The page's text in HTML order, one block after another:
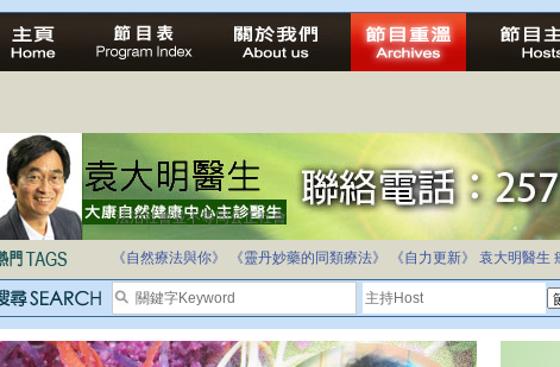
法治社會並不等同公正社會
自家教育合法化-推動多元化教育，全民學卷制
《自然療法與你》 《靈丹妙藥的同類療法》 《自力更新》 袁大明醫生